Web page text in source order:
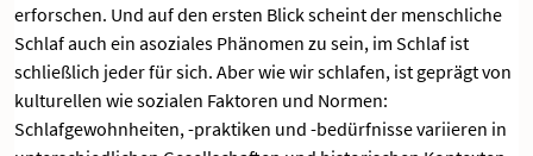
erforschen. Und auf den ersten Blick scheint der menschliche
Schlaf auch ein asoziales Phänomen zu sein, im Schlaf ist
schließlich jeder für sich. Aber wie wir schlafen, ist geprägt von
kulturellen wie sozialen Faktoren und Normen:
Schlafgewohnheiten, -praktiken und -bedürfnisse variieren in